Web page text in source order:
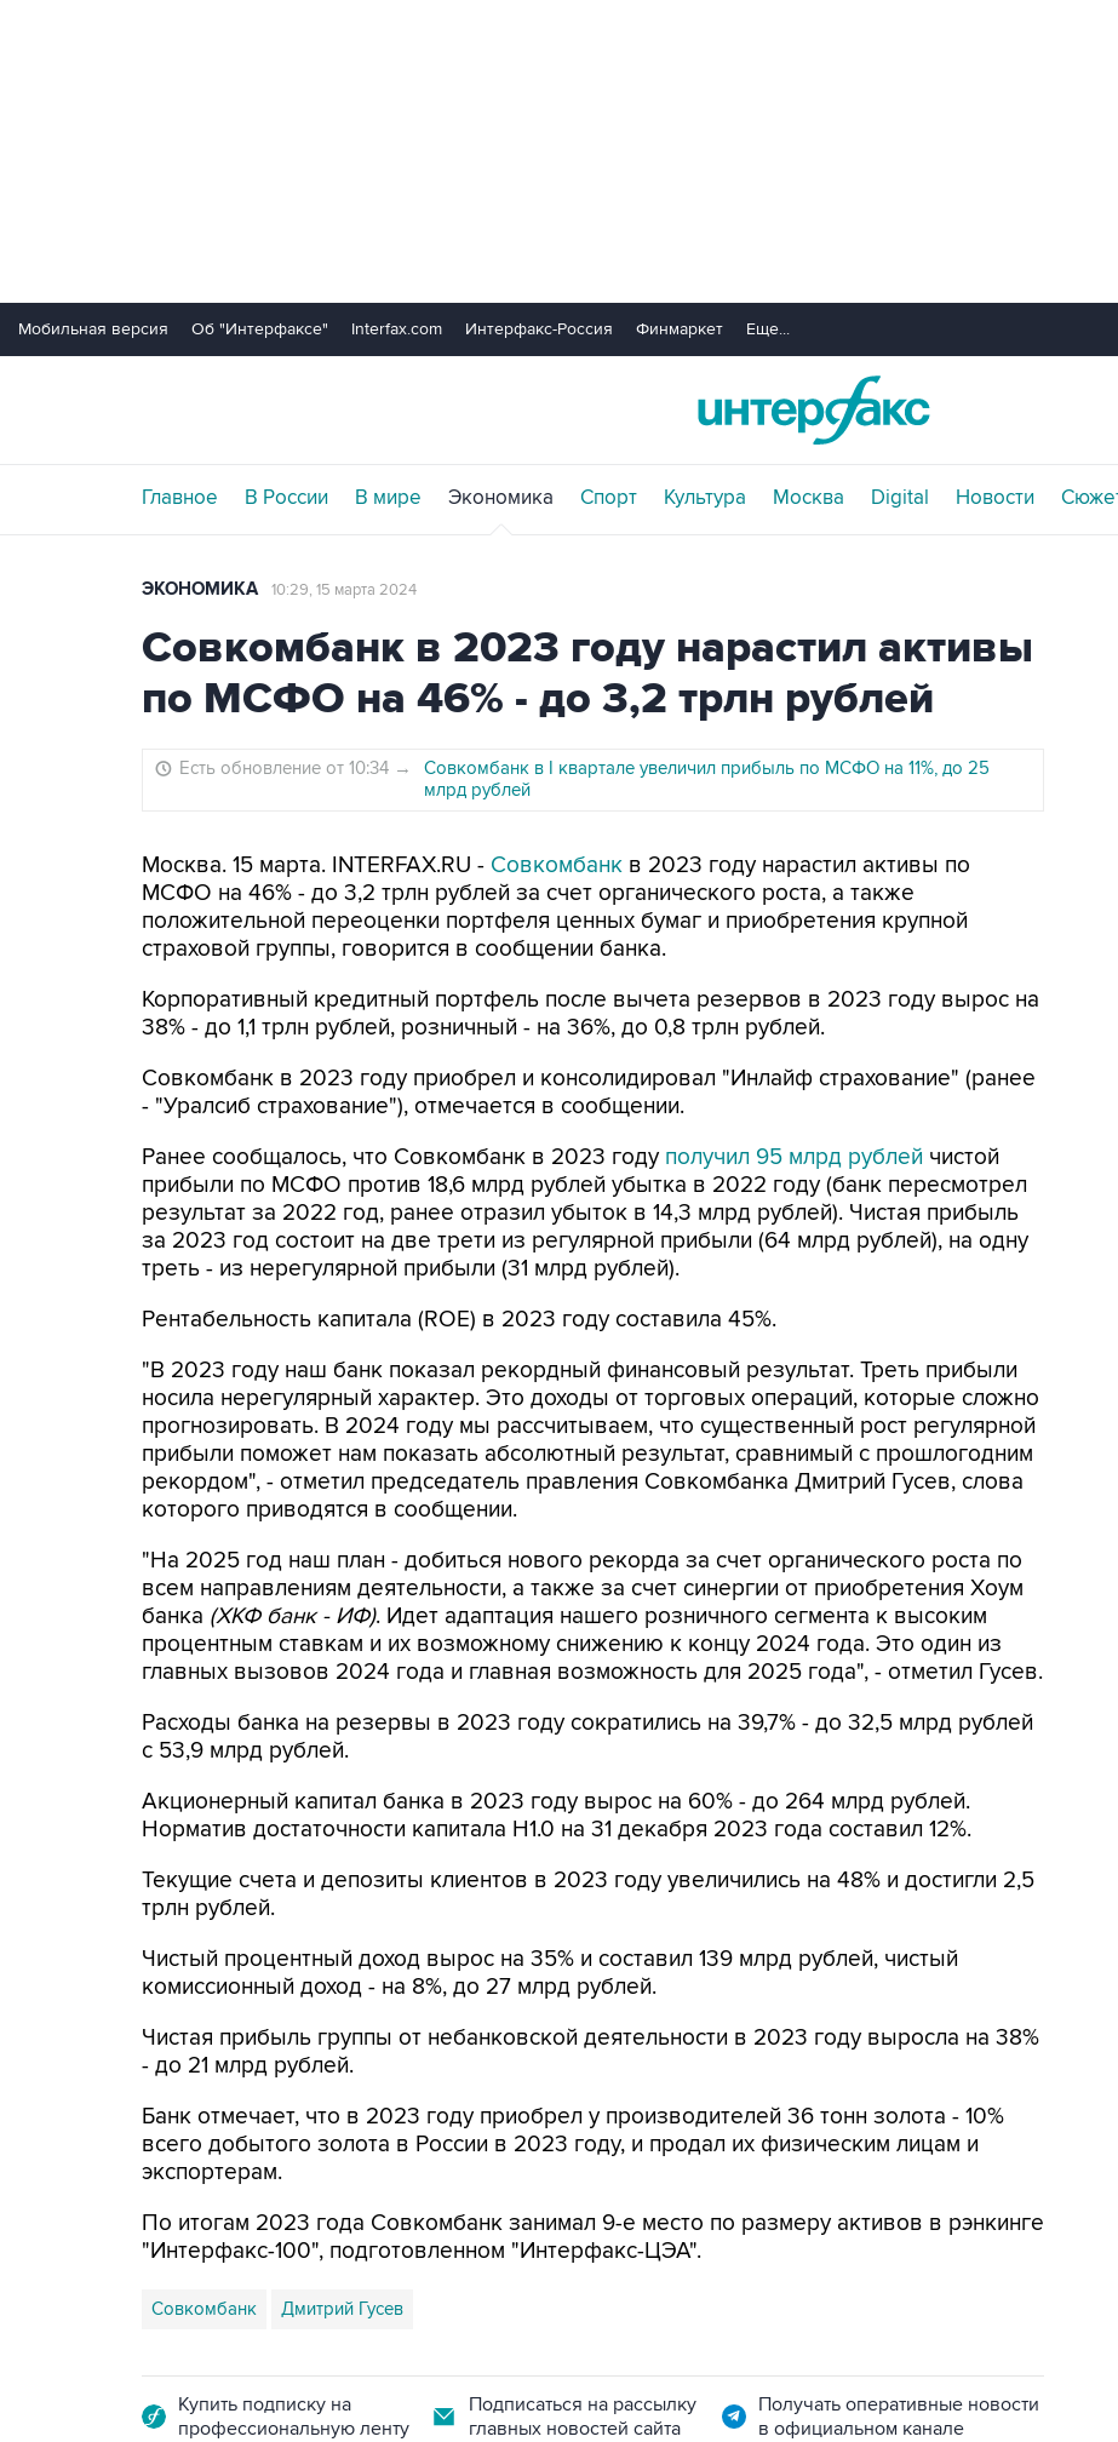
Мобильная версия Об "Интерфаксе" Interfax.com Интерфакс-Россия Финмаркет Еще...
Главное В России В мире Экономика Спорт Культура Москва Digital Новости
ЭКОНОМИКА 10:29, 15 марта 2024
Совкомбанк в 2023 году нарастил активы
по МСФО на 46% - до 3,2 трлн рублей
Есть обновление от 10:34 →
Совкомбанк в I квартале увеличил прибыль по МСФО на 11%, до 25
млрд рублей
Москва. 15 марта. INTERFAX.RU - Совкомбанк в 2023 году нарастил активы по
МСФО на 46% - до 3,2 трлн рублей за счет органического роста, а также
положительной переоценки портфеля ценных бумаг и приобретения крупной
страховой группы, говорится в сообщении банка.
Корпоративный кредитный портфель после вычета резервов в 2023 году вырос на
38% - до 1,1 трлн рублей, розничный - на 36%, до 0,8 трлн рублей.
Совкомбанк в 2023 году приобрел и консолидировал "Инлайф страхование" (ранее
- "Уралсиб страхование"), отмечается в сообщении.
Ранее сообщалось, что Совкомбанк в 2023 году получил 95 млрд рублей чистой
прибыли по МСФО против 18,6 млрд рублей убытка в 2022 году (банк пересмотрел
результат за 2022 год, ранее отразил убыток в 14,3 млрд рублей). Чистая прибыль
за 2023 год состоит на две трети из регулярной прибыли (64 млрд рублей), на одну
треть - из нерегулярной прибыли (31 млрд рублей).
Рентабельность капитала (ROE) в 2023 году составила 45%.
"В 2023 году наш банк показал рекордный финансовый результат. Треть прибыли
носила нерегулярный характер. Это доходы от торговых операций, которые сложно
прогнозировать. В 2024 году мы рассчитываем, что существенный рост регулярной
прибыли поможет нам показать абсолютный результат, сравнимый с прошлогодним
рекордом", - отметил председатель правления Совкомбанка Дмитрий Гусев, слова
которого приводятся в сообщении.
"На 2025 год наш план - добиться нового рекорда за счет органического роста по
всем направлениям деятельности, а также за счет синергии от приобретения Хоум
банка (ХКФ банк - ИФ). Идет адаптация нашего розничного сегмента к высоким
процентным ставкам и их возможному снижению к концу 2024 года. Это один из
главных вызовов 2024 года и главная возможность для 2025 года", - отметил Гусев.
Расходы банка на резервы в 2023 году сократились на 39,7% - до 32,5 млрд рублей
с 53,9 млрд рублей.
Акционерный капитал банка в 2023 году вырос на 60% - до 264 млрд рублей.
Норматив достаточности капитала Н1.0 на 31 декабря 2023 года составил 12%.
Текущие счета и депозиты клиентов в 2023 году увеличились на 48% и достигли 2,5
трлн рублей.
Чистый процентный доход вырос на 35% и составил 139 млрд рублей, чистый
комиссионный доход - на 8%, до 27 млрд рублей.
Чистая прибыль группы от небанковской деятельности в 2023 году выросла на 38%
- до 21 млрд рублей.
Банк отмечает, что в 2023 году приобрел у производителей 36 тонн золота - 10%
всего добытого золота в России в 2023 году, и продал их физическим лицам и
экспортерам.
По итогам 2023 года Совкомбанк занимал 9-е место по размеру активов в рэнкинге
"Интерфакс-100", подготовленном "Интерфакс-ЦЭА".
Совкомбанк Дмитрий Гусев
Купить подписку на
профессиональную ленту
Подписаться на рассылку
главных новостей сайта
Получать оперативные новости
в официальном канале